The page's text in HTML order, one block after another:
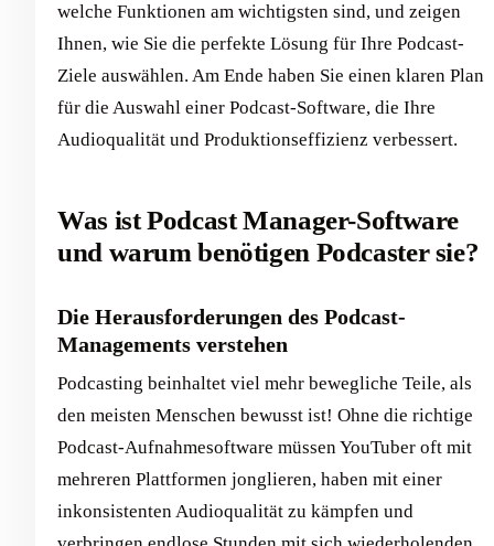
welche Funktionen am wichtigsten sind, und zeigen
Ihnen, wie Sie die perfekte Lösung für Ihre Podcast-
Ziele auswählen. Am Ende haben Sie einen klaren Plan
für die Auswahl einer Podcast-Software, die Ihre
Audioqualität und Produktionseffizienz verbessert.
Was ist Podcast Manager-Software
und warum benötigen Podcaster sie?
Die Herausforderungen des Podcast-
Managements verstehen
Podcasting beinhaltet viel mehr bewegliche Teile, als
den meisten Menschen bewusst ist! Ohne die richtige
Podcast-Aufnahmesoftware müssen YouTuber oft mit
mehreren Plattformen jonglieren, haben mit einer
inkonsistenten Audioqualität zu kämpfen und